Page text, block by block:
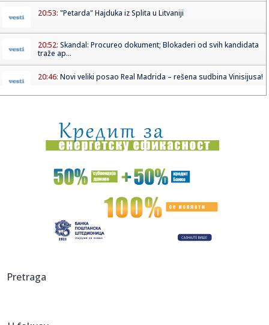
20:53: "Petarda" Hajduka iz Splita u Litvaniji
20:52: Skandal: Procureo dokument; Blokaderi od svih kandidata
traže ap...
20:46: Novi veliki posao Real Madrida – rešena sudbina Vinisijusa!
20:45:Vučić najavio veliki skup u Novom Sadu: Očekujem pobedu
na niv...
20:44:Fotelja mu visi o koncu: Zbog čega se republikanci okreću
proti...
Ako postoji jedan komad koji ćete nositi godinama, to je
20:37:PARKER NE ODUSTAJE OD SNA: Želi ono što Asvel čeka
Pretraga